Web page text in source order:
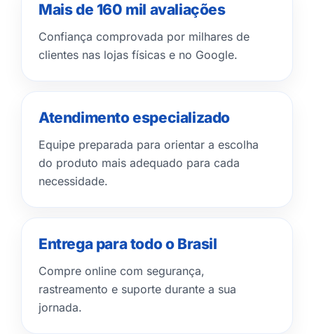
Mais de 160 mil avaliações
Confiança comprovada por milhares de
clientes nas lojas físicas e no Google.
Atendimento especializado
Equipe preparada para orientar a escolha
do produto mais adequado para cada
necessidade.
Entrega para todo o Brasil
Compre online com segurança,
rastreamento e suporte durante a sua
jornada.